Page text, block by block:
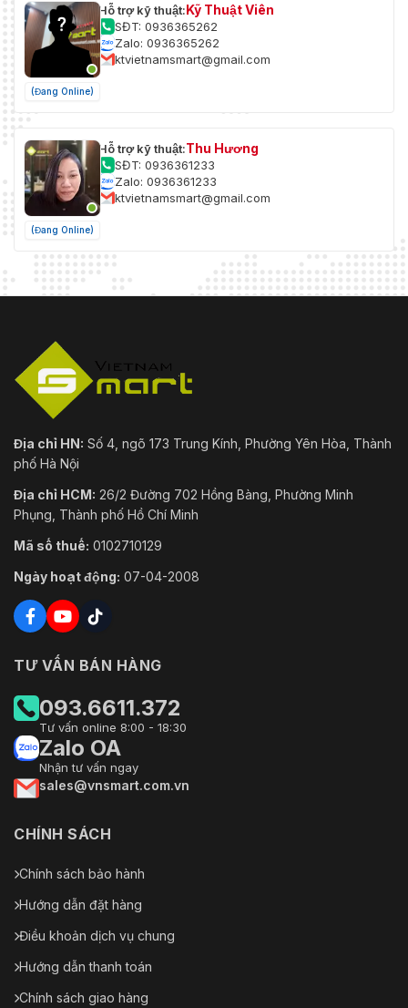
(Đang Online)
Hỗ trợ kỹ thuật:Kỹ Thuật Viên
SĐT: 0936365262
Zalo: 0936365262
ktvietnamsmart@gmail.com
(Đang Online)
Hỗ trợ kỹ thuật:Thu Hương
SĐT: 0936361233
Zalo: 0936361233
ktvietnamsmart@gmail.com
Địa chỉ HN: Số 4, ngõ 173 Trung Kính, Phường Yên Hòa, Thành
phố Hà Nội
Địa chỉ HCM: 26/2 Đường 702 Hồng Bàng, Phường Minh
Phụng, Thành phố Hồ Chí Minh
Mã số thuế: 0102710129
Ngày hoạt động: 07-04-2008
TƯ VẤN BÁN HÀNG
093.6611.372
Tư vấn online 8:00 - 18:30
Zalo OA
Nhận tư vấn ngay
sales@vnsmart.com.vn
CHÍNH SÁCH
Chính sách bảo hành
Hướng dẫn đặt hàng
Điều khoản dịch vụ chung
Hướng dẫn thanh toán
Chính sách giao hàng